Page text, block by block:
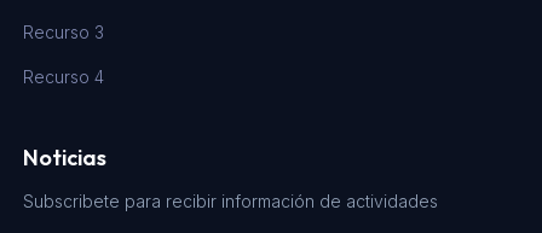
Recurso 3
Recurso 4
Noticias
Subscribete para recibir información de actividades